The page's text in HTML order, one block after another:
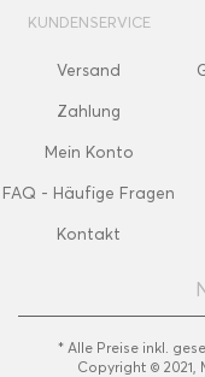
KUNDENSERVICE
Versand
Zahlung
Mein Konto
FAQ - Häufige Fragen
Kontakt
* Alle Preise inkl.
Copyright © 2021,